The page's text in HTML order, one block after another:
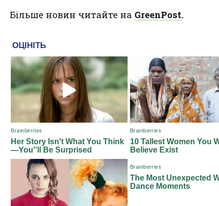
Більше новин читайте на GreenPost.